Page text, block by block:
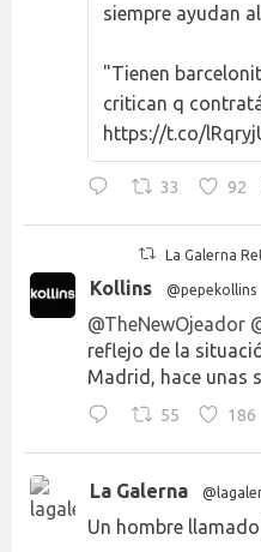
siempre ayudan
"Tienen
critican q
https://t.co/
33 92
La Galerna
Kollins @pepekollins
@TheNewOjeador
reflejo de la
Madrid, hace unas
55 186
La Galerna
Un hombre